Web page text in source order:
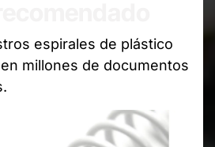
espirales de plástico
millones de documentos